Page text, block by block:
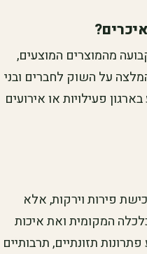
מהמוצרים המוצעים,
על השוק לחברים ובני
פעילויות או אירועים
פירות וירקות, אלא
המקומית ואת איכות
תזונתיים, תרבותיים